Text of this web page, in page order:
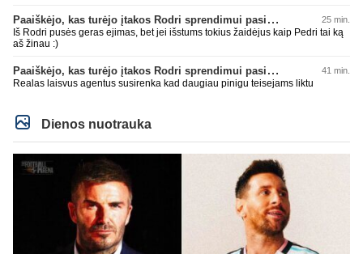
Paaiškėjo, kas turėjo įtakos Rodri sprendimui pasirinkti Barselonos pusę 25 min.
Iš Rodri pusės geras ejimas, bet jei išstums tokius žaidėjus kaip Pedri tai ką
aš žinau :)
Paaiškėjo, kas turėjo įtakos Rodri sprendimui pasirinkti Barselonos pusę 41 min.
Realas laisvus agentus susirenka kad daugiau pinigu teisejams liktu
Dienos nuotrauka